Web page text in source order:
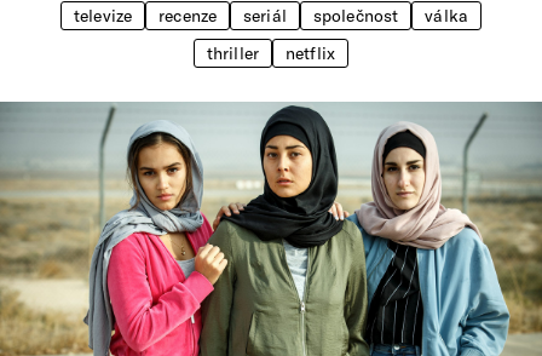
Vše o ČTtelevize recenze seriál společnost
válka
thriller
netflix